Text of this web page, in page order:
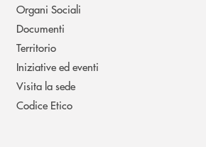
Organi Sociali
Documenti
Territorio
Iniziative ed eventi
Visita la sede
Codice Etico